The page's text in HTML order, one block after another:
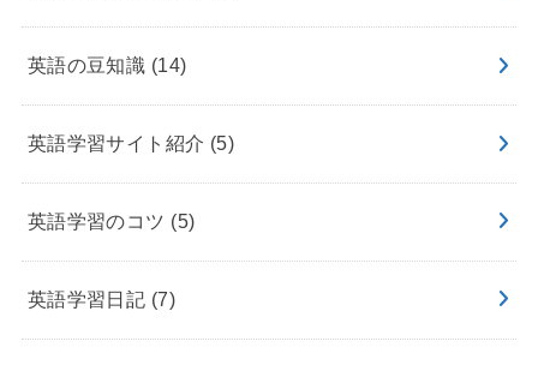
英語の豆知識 (14)
英語学習サイト紹介 (5)
英語学習のコツ (5)
英語学習日記 (7)